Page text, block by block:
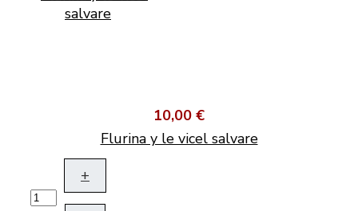
10,00 €
Flurina y le vicel salvare
+